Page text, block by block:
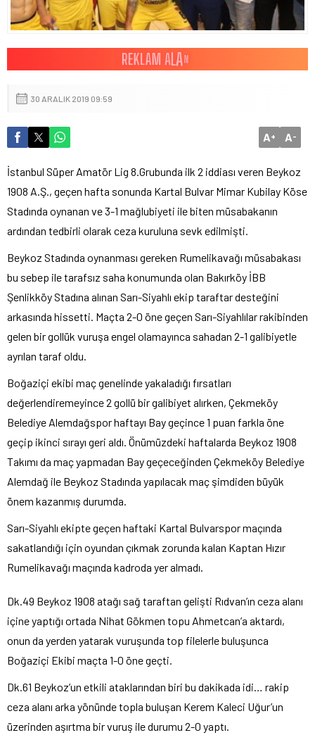
30 ARALIK 2019 09:59
A+ A-
İstanbul Süper Amatör Lig 8.Grubunda ilk 2 iddiası veren Beykoz
1908 A.Ş., geçen hafta sonunda Kartal Bulvar Mimar Kubilay Köse
Stadında oynanan ve 3-1 mağlubiyeti ile biten müsabakanın
ardından tedbirli olarak ceza kuruluna sevk edilmişti.
Beykoz Stadında oynanması gereken Rumelikavağı müsabakası
bu sebep ile tarafsız saha konumunda olan Bakırköy İBB
Şenlikköy Stadına alınan Sarı-Siyahlı ekip taraftar desteğini
arkasında hissetti. Maçta 2-0 öne geçen Sarı-Siyahlılar rakibinden
gelen bir gollük vuruşa engel olamayınca sahadan 2-1 galibiyetle
ayrılan taraf oldu.
Boğaziçi ekibi maç genelinde yakaladığı fırsatları
değerlendiremeyince 2 gollü bir galibiyet alırken, Çekmeköy
Belediye Alemdağspor haftayı Bay geçince 1 puan farkla öne
geçip ikinci sırayı geri aldı. Önümüzdeki haftalarda Beykoz 1908
Takımı da maç yapmadan Bay geçeceğinden Çekmeköy Belediye
Alemdağ ile Beykoz Stadında yapılacak maç şimdiden büyük
önem kazanmış durumda.
Sarı-Siyahlı ekipte geçen haftaki Kartal Bulvarspor maçında
sakatlandığı için oyundan çıkmak zorunda kalan Kaptan Hızır
Rumelikavağı maçında kadroda yer almadı.
Dk.49 Beykoz 1908 atağı sağ taraftan gelişti Rıdvan’ın ceza alanı
içine yaptığı ortada Nihat Gökmen topu Ahmetcan’a aktardı,
onun da yerden yatarak vuruşunda top filelerle buluşunca
Boğaziçi Ekibi maçta 1-0 öne geçti.
Dk.61 Beykoz’un etkili ataklarından biri bu dakikada idi… rakip
ceza alanı arka yönünde topla buluşan Kerem Kaleci Uğur’un
üzerinden aşırtma bir vuruş ile durumu 2-0 yaptı.